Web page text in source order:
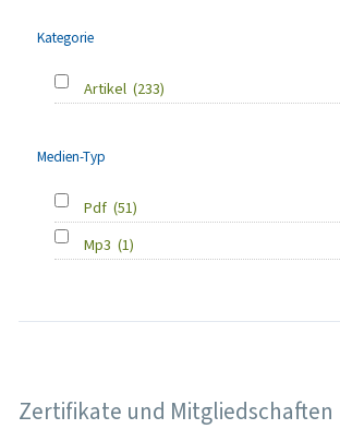
Kategorie
Artikel (233)
Medien-Typ
Pdf (51)
Mp3 (1)
Zertifikate und Mitgliedschaften